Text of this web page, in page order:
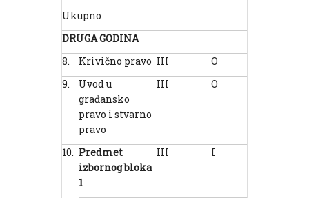
Ukupno
DRUGA GODINA
8.
Krivično pravo III O
9.
Uvod u
građansko
pravo i stvarno
pravo
III O
10. Predmet
izbornogbloka
1
III I